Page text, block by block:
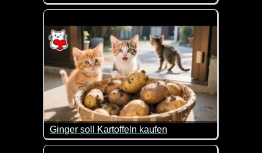
Sehr lieb wie die Kätzchen eine Muschelkette für
Ginger soll Kartoffeln kaufen
Ginger kam mit leeren Händen nach Hause,